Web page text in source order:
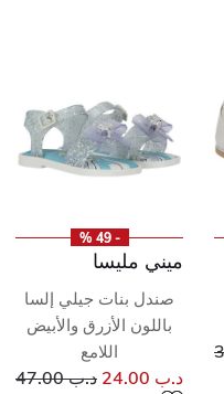
من
إلى
- 49 %
ميني مليسا
صندل بنات جيلي إلسا
باللون الأزرق والأبيض
اللامع
د.ب 24.00 سعر مخفض
د.ب 47.00 إلى